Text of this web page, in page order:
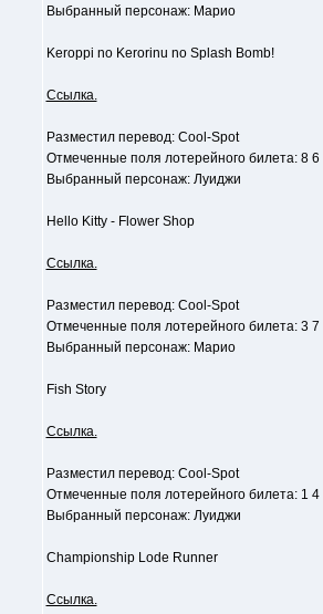
Выбранный персонаж: Марио
Keroppi no Kerorinu no Splash Bomb!
Ссылка.
Разместил перевод: Cool-Spot
Отмеченные поля лотерейного билета: 8 6
Выбранный персонаж: Луиджи
Hello Kitty - Flower Shop
Ссылка.
Разместил перевод: Cool-Spot
Отмеченные поля лотерейного билета: 3 7
Выбранный персонаж: Марио
Fish Story
Ссылка.
Разместил перевод: Cool-Spot
Отмеченные поля лотерейного билета: 1 4
Выбранный персонаж: Луиджи
Championship Lode Runner
Ссылка.